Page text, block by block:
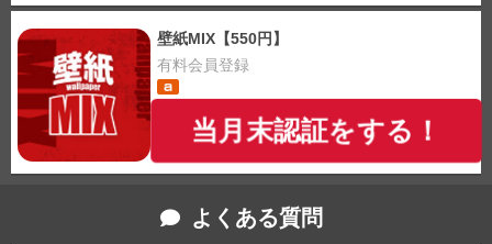
壁紙MIX【550円】
有料会員登録
当月末認証をする！
よくある質問